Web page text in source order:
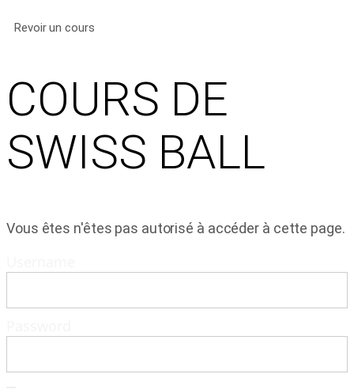
Revoir un cours
COURS DE
SWISS BALL
Vous êtes n'êtes pas autorisé à accéder à cette page.